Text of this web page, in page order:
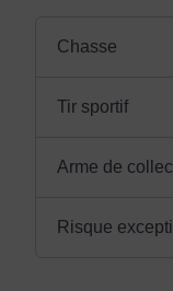
Chasse
Tir sportif
Arme de
Risque